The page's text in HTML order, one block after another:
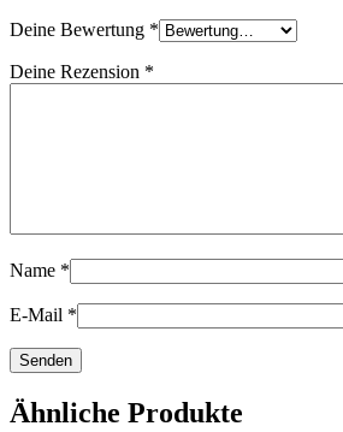
Deine Bewertung *
Deine Rezension *
Name *
E-Mail *
Ähnliche Produkte